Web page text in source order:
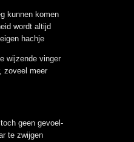
kunnen komen
wordt altijd
hachje
wijzende vinger
zoveel meer
geen gevoel-
te zwijgen